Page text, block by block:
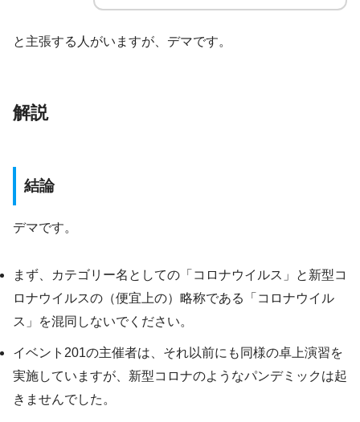
と主張する人がいますが、デマです。
解説
結論
デマです。
まず、カテゴリー名としての「コロナウイルス」と新型コ
ロナウイルスの（便宜上の）略称である「コロナウイル
ス」を混同しないでください。
イベント201の主催者は、それ以前にも同様の卓上演習を
実施していますが、新型コロナのようなパンデミックは起
きませんでした。